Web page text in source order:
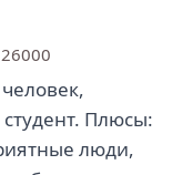
Плюсы:
люди,